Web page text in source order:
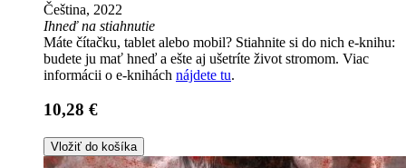
Čeština, 2022
Ihneď na stiahnutie
Máte čítačku, tablet alebo mobil? Stiahnite si do nich e-knihu:
budete ju mať hneď a ešte aj ušetríte život stromom. Viac
informácii o e-knihách nájdete tu.
10,28 €
Vložiť do košíka